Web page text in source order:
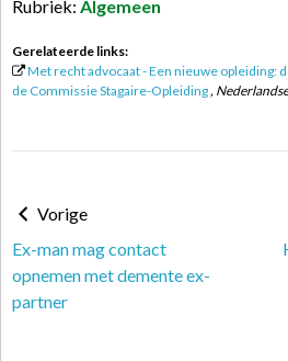
Rubriek: Algemeen
Gerelateerde links:
Met recht advocaat - Een nieuwe opleiding:
de Commissie Stagaire-Opleiding,
Vorige
Ex-man mag contact
opnemen met demente ex-
partner